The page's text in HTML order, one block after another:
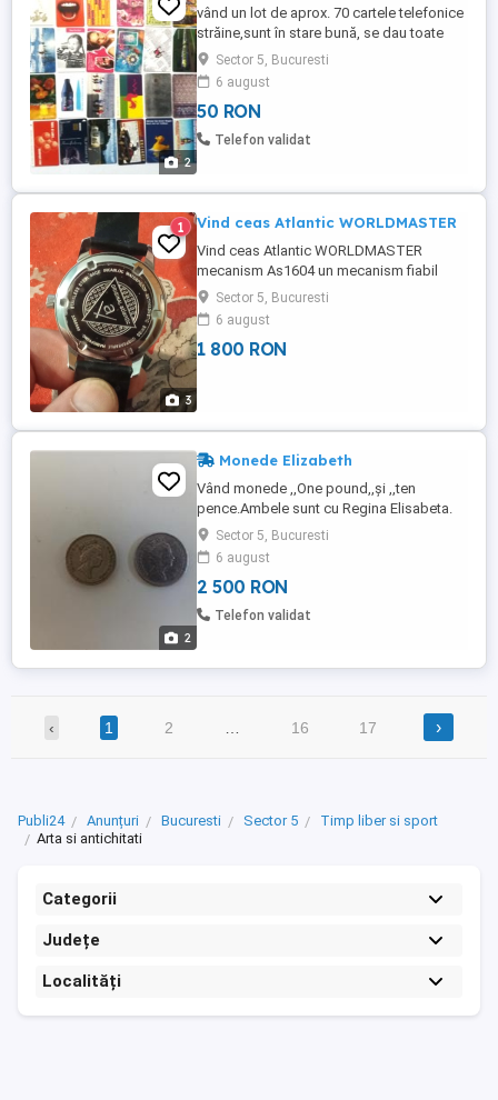
2
vând un lot de aprox. 70 cartele telefonice
străine,sunt în stare bună, se dau toate
împreună la prețul de 50 lei, nu vând
separat, ofer transport gratis București,
trimit cu poșta (cu plata integrală în avans)
în provincie, preț 50 lei
Sector 5, Bucuresti
6 august
50 RON
Telefon validat
3
1 Vind ceas Atlantic WORLDMASTER
Vind ceas Atlantic WORLDMASTER
mecanism As1604 un mecanism fiabil
recunoscut de colecționari. Diametru mare
39 fără coronita ,carcasa inox . Ceasul
arată ca din magazin. Preț 1800 lei
Sector 5, Bucuresti
6 august
1 800 RON
2
Monede Elizabeth
Vând monede ,,One pound,,și ,,ten
pence.Ambele sunt cu Regina Elisabeta.
Sector 5, Bucuresti
6 august
2 500 RON
Telefon validat
‹ 1 2 16 17 ›
Publi24 Anunțuri Bucuresti Sector 5
Timp liber si sport
Arta si antichitati
Categorii
Județe
Localități